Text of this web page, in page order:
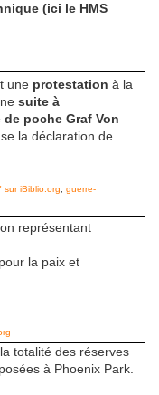
(ici le HMS
une protestation à la
suite à
poche Graf Von
la déclaration de
sur iBiblio.org, guerre-
représentant
la paix et
totalité des réserves
à Phoenix Park.